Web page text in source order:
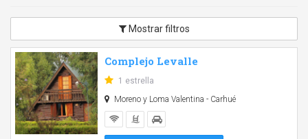
Mostrar filtros
Complejo Levalle
1 estrella
Moreno y Loma Valentina - Carhué